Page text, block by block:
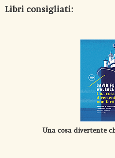
Libri consigliati:
Una cosa divertente